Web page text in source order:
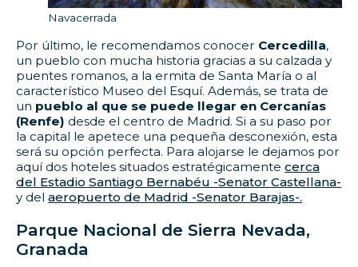
Navacerrada
Por último, le recomendamos conocer Cercedilla,
un pueblo con mucha historia gracias a su calzada y
puentes romanos, a la ermita de Santa María o al
característico Museo del Esquí. Además, se trata de
un pueblo al que se puede llegar en Cercanías
(Renfe) desde el centro de Madrid. Si a su paso por
la capital le apetece una pequeña desconexión, esta
será su opción perfecta. Para alojarse le dejamos por
aquí dos hoteles situados estratégicamentecerca
del Estadio Santiago Bernabéu -Senator Castellana-
y delaeropuerto de Madrid -Senator Barajas-.
Parque Nacional de Sierra Nevada,
Granada